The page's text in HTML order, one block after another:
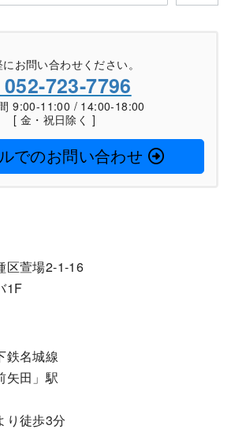
お問い合わせください。
052-723-7796
9:00-11:00 / 14:00-18:00
[ 金・祝日除く ]
でのお問い合わせ
区萱場2-1-16
1F
鉄名城線
矢田」駅
り徒歩3分